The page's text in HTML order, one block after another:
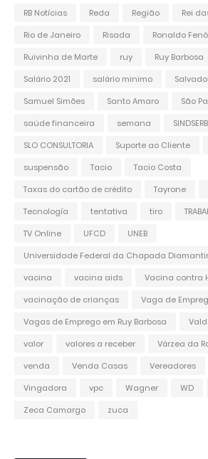
RB Notícias
Reda Região
Rei
Rio de Janeiro
Risada
Ronaldo
Ruivinha de Marte
ruy Ruy Barbosa
Salário 2021
salário minimo
Samuel Simões
Santo Amaro São
saúde financeira
semana
SINDSERB
SLO CONSULTORIA
Suporte ao Cliente
suspensão
Tacio
Tacio Costa
Taxas do cartão de crédito
Tayrone
Tecnología
tentativa tiro
TV Online
UFCD
UNEB
Universidade Federal da Chapada
vacina
vacina aids Vacina contra
vacinação de crianças
Vaga de
Vagas de Emprego em Ruy Barbosa
valor
valores a receber Várzea da
venda
Venda Casas Vereadores
Vingadora
vpc Wagner WD
Zeca Camargo
zuca